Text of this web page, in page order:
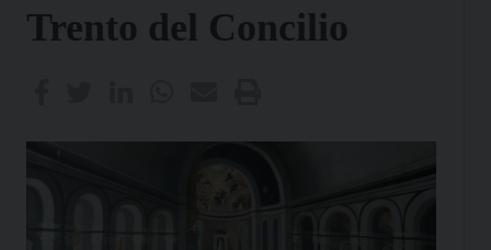
Trento del Concilio